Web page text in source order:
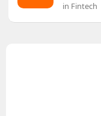
in Fintech